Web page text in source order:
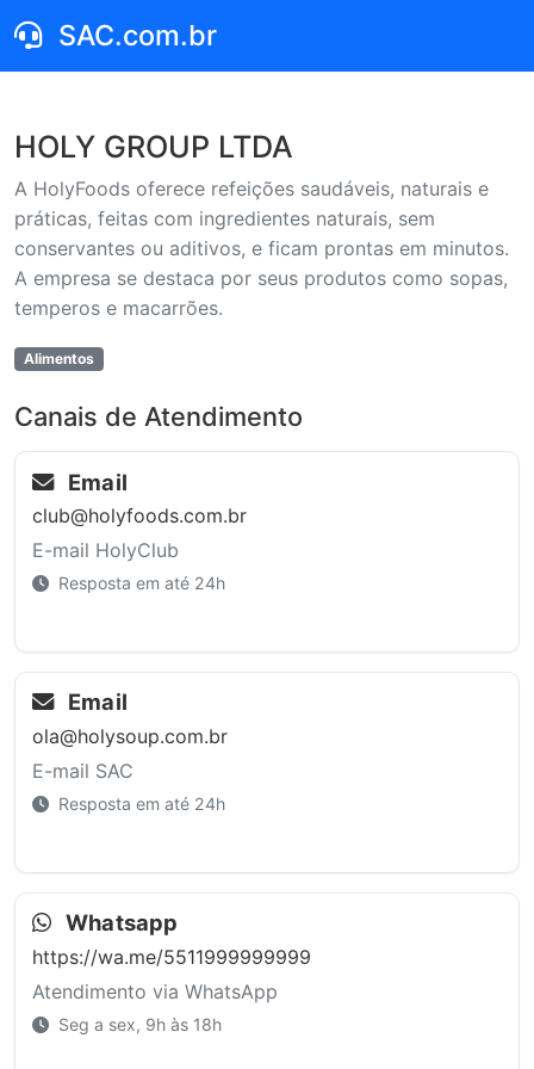
SAC.com.br
HOLY GROUP LTDA
A HolyFoods oferece refeições saudáveis, naturais e
práticas, feitas com ingredientes naturais, sem
conservantes ou aditivos, e ficam prontas em minutos.
A empresa se destaca por seus produtos como sopas,
temperos e macarrões.
Alimentos
Canais de Atendimento
Email
club@holyfoods.com.br
E-mail HolyClub
Resposta em até 24h
Email
ola@holysoup.com.br
E-mail SAC
Resposta em até 24h
Whatsapp
https://wa.me/5511999999999
Atendimento via WhatsApp
Seg a sex, 9h às 18h